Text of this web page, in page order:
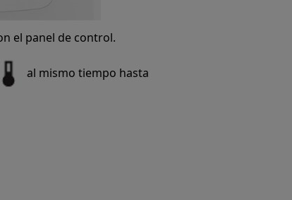
el panel de control.
al mismo tiempo hasta